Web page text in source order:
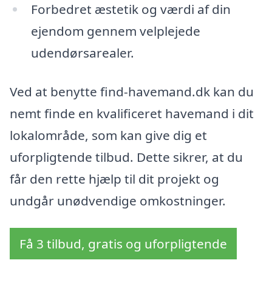
Forbedret æstetik og værdi af din
ejendom gennem velplejede
udendørsarealer.
Ved at benytte find-havemand.dk kan du
nemt finde en kvalificeret havemand i dit
lokalområde, som kan give dig et
uforpligtende tilbud. Dette sikrer, at du
får den rette hjælp til dit projekt og
undgår unødvendige omkostninger.
Få 3 tilbud, gratis og uforpligtende